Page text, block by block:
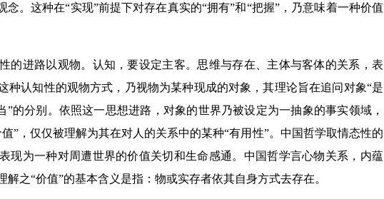
念。这种在“实现”前提下对存在真实的“拥有”和“把握”，乃意味着一种价值
的进路以观物。认知，要设定主客。思维与存在、主体与客体的关系，表
种认知性的观物方式，乃视物为某种现成的对象，其理论旨在追问对象“是
”的分别。依照这一思想进路，对象的世界乃被设定为一抽象的事实领域，
”，仅仅被理解为其在对人的关系中的某种“有用性”。中国哲学取情态性的
现为一种对周遭世界的价值关切和生命感通。中国哲学言心物关系，内蕴
之“价值”的基本含义是指：物或实存者依其自身方式去存在。